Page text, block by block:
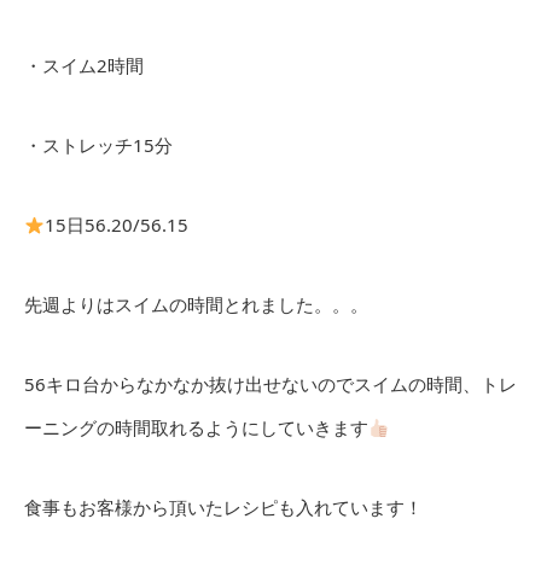
・スイム2時間
・ストレッチ15分
15日56.20/56.15
先週よりはスイムの時間とれました。。。
56キロ台からなかなか抜け出せないのでスイムの時間、トレ
ーニングの時間取れるようにしていきます
食事もお客様から頂いたレシピも入れています！